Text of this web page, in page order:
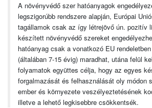
A növényvédő szer hatóanyagok
legszigorúbb rendszere alapján, Európai
tagállamok csak az így létrejövő ún. pozitív
készített növényvédő szereket
hatóanyag csak a vonatkozó EU
(általában 7-15 évig) maradhat, utána felül
folyamatok együttes célja, hogy az egyes
forgalmazását és felhasználását oly módon
ember és környezete veszélyeztetésének
illetve a lehető legkisebbre csökkentsék.